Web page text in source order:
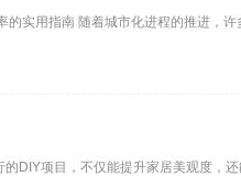
实用指南 随着城市化进程的推进，
DIY项目，不仅能提升家居美观度，